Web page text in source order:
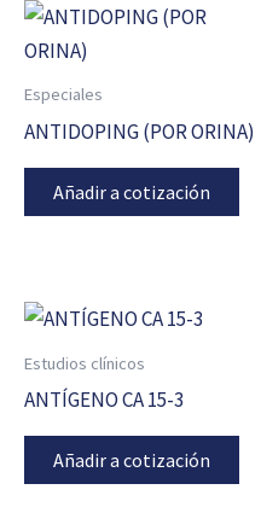
Especiales
ANTIDOPING (POR ORINA)
Añadir a cotización
Estudios clínicos
ANTÍGENO CA 15-3
Añadir a cotización